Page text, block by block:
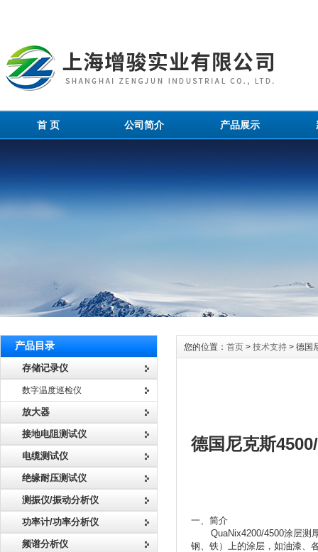
首 页 公司简介 产品展示
产品目录
存储记录仪
数字温度巡检仪
放大器
接地电阻测试仪
电缆测试仪
绝缘耐压测试仪
测振仪/振动分析仪
功率计/功率分析仪
频谱分析仪
您的位置： 首页 > 技术支持 > 德国
德国尼克斯
一、 简介
QuaNix4200/4500涂层测
钢、铁）上的涂层，如油漆、